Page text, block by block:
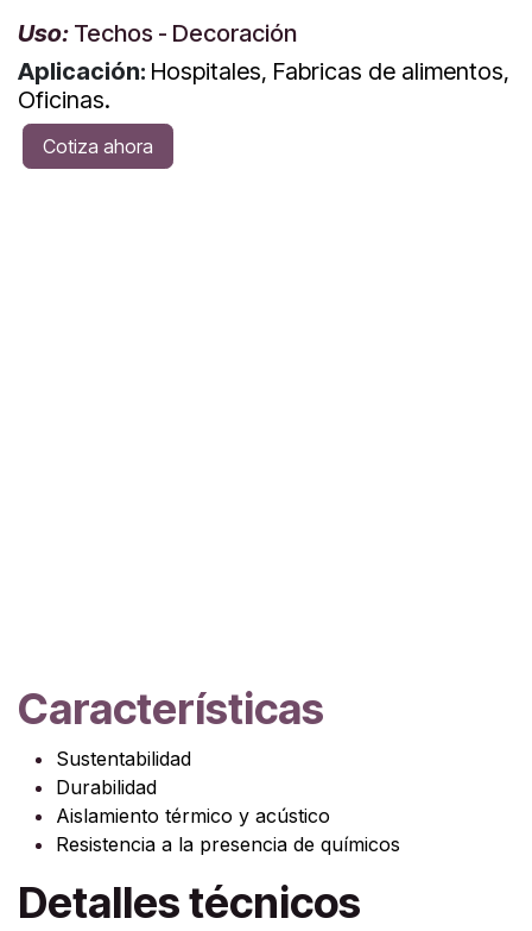
Uso: Techos - Decoración
Aplicación: Hospitales, Fabricas de alimentos,
Oficinas.
Cotiza ahora
Características
Sustentabilidad
Durabilidad
Aislamiento térmico y acústico
Resistencia a la presencia de químicos
Detalles técnicos